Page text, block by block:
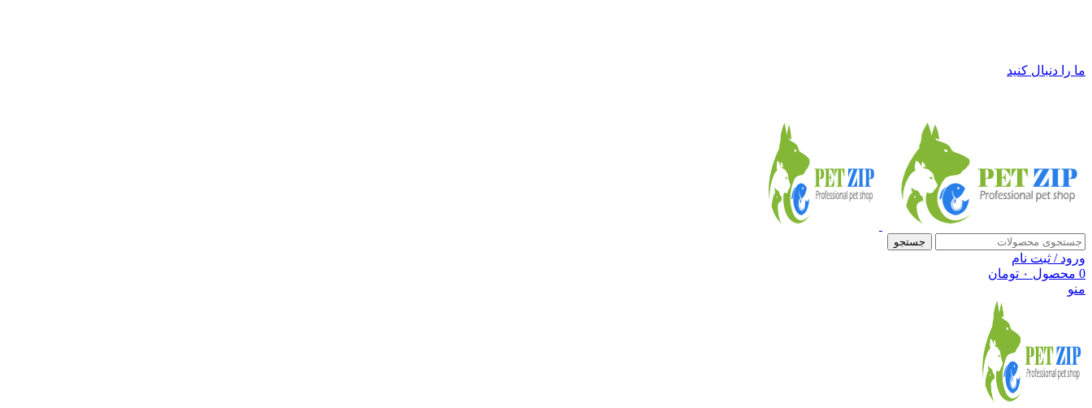
ما را دنبال کنید
جستجو
ورود / ثبت نام
0 محصول ۰ تومان
منو